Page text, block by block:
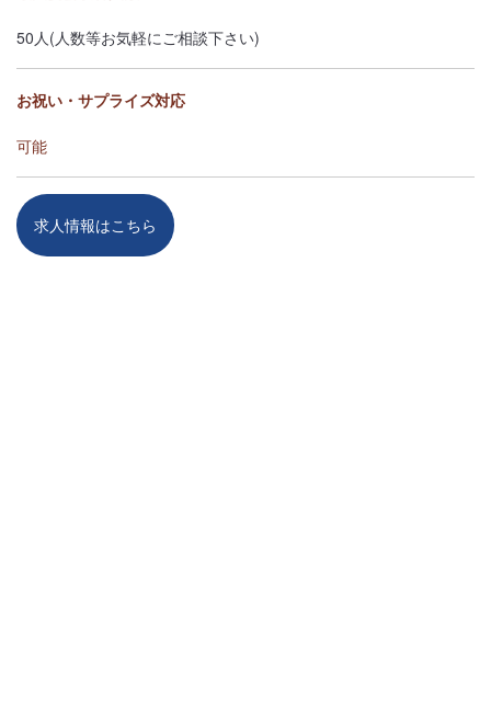
50人(人数等お気軽にご相談下さい)
お祝い・サプライズ対応
可能
求人情報はこちら